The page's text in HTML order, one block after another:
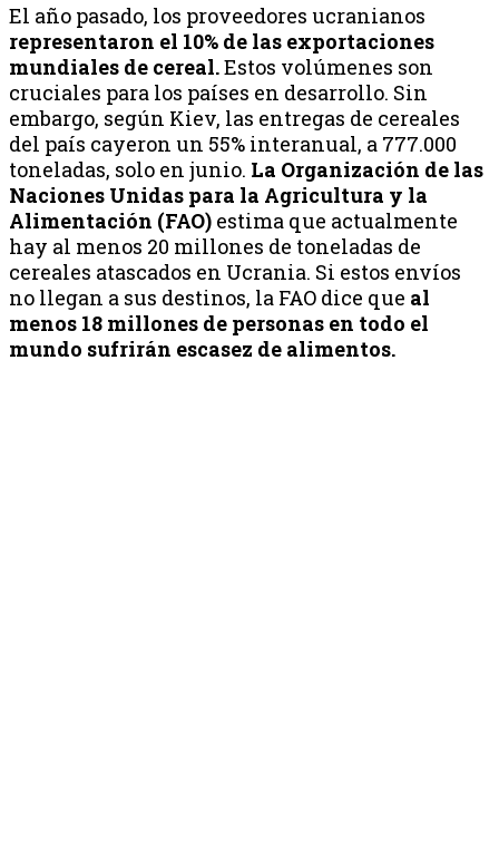
El año pasado, los proveedores ucranianos
representaron el 10% de las exportaciones
mundiales de cereal.Estos volúmenes son
cruciales para los países en desarrollo. Sin
embargo, según Kiev, las entregas de cereales
del país cayeron un 55% interanual, a 777.000
toneladas, solo en junio. La Organización de las
Naciones Unidas para la Agricultura y la
Alimentación (FAO) estima que actualmente
hay al menos 20 millones de toneladas de
cereales atascados en Ucrania. Si estos envíos
no llegan a sus destinos, la FAO dice que al
menos 18 millones de personas en todo el
mundo sufrirán escasez de alimentos.